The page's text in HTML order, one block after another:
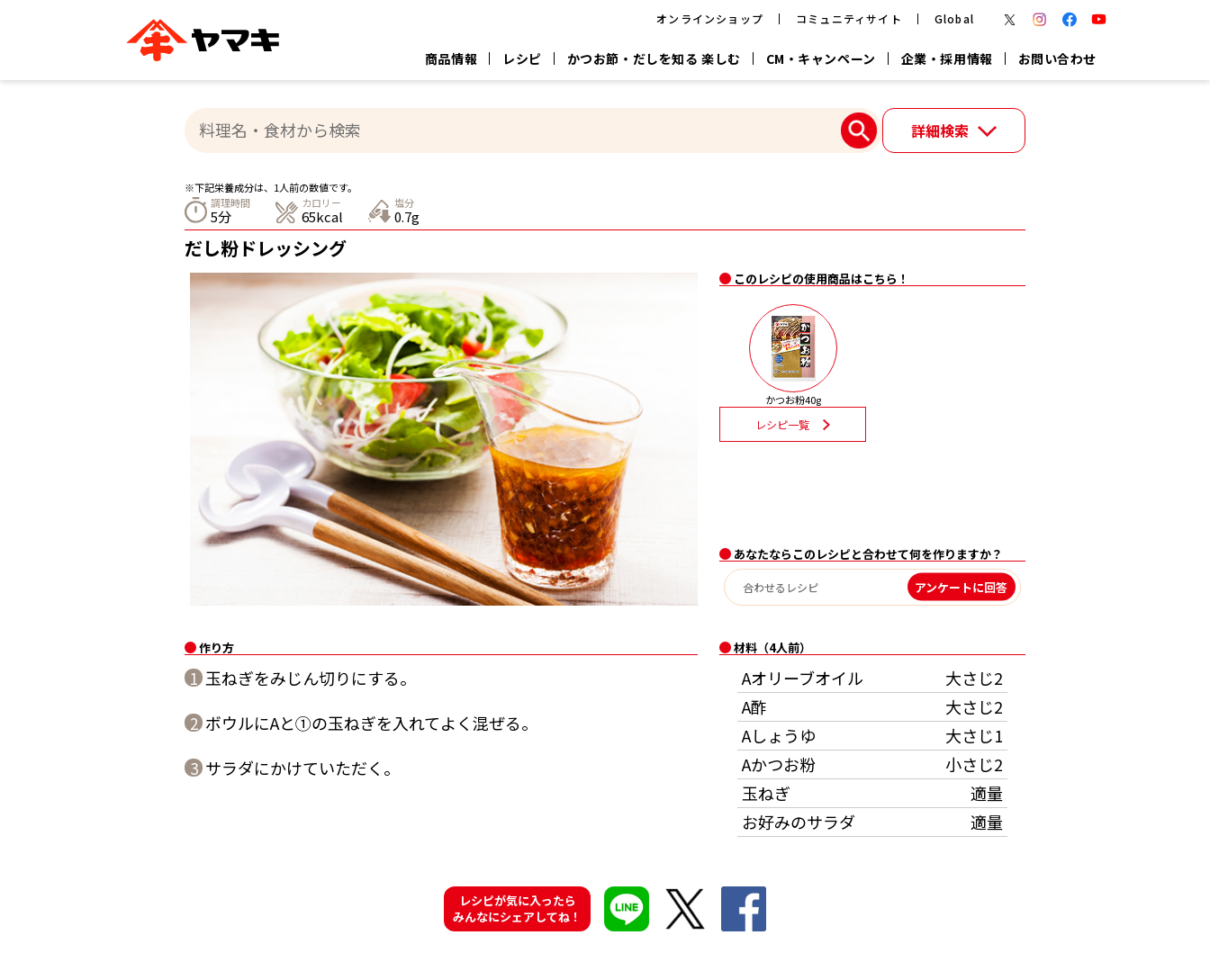
オンラインショップ コミュニティサイト Global
商品情報 レシピ かつお節・だしを知る 楽しむ CM・キャンペーン 企業・採用情報 お問い合わせ
ヤマキ
ヤマキ
楽チン鍋® 楽チン屋®
ストレート
つゆ
新鮮一番
カテゴリー別
かつおパック 煮干 粉末 だしの素 白だし
おいしいレシピTOP
汁物レシピ
レシピ特設サイト
ヤマキかつお節の削り方 ヤマキ流だしの取り方
企業情報
ジョブリターン制
詳細検索
※下記栄養成分は、1人前の数値です。
調理時間
5分
カロリー
65kcal
塩分
0.7g
だし粉ドレッシング
このレシピの使用商品はこちら！
かつお粉40g
レシピ一覧
あなたならこのレシピと合わせて何を作りますか？
アンケートに回答
作り方
1 玉ねぎをみじん切りにする。
2 ボウルにAと①の玉ねぎを入れてよく混ぜる。
3 サラダにかけていただく。
材料（4人前）
Aオリーブオイル
大さじ2
A酢
大さじ2
Aしょうゆ
大さじ1
Aかつお粉
小さじ2
玉ねぎ
適量
お好みのサラダ
適量
レシピが気に入ったら
みんなにシェアしてね！